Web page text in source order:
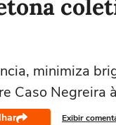
minimiza
Caso Negreira
Exibir